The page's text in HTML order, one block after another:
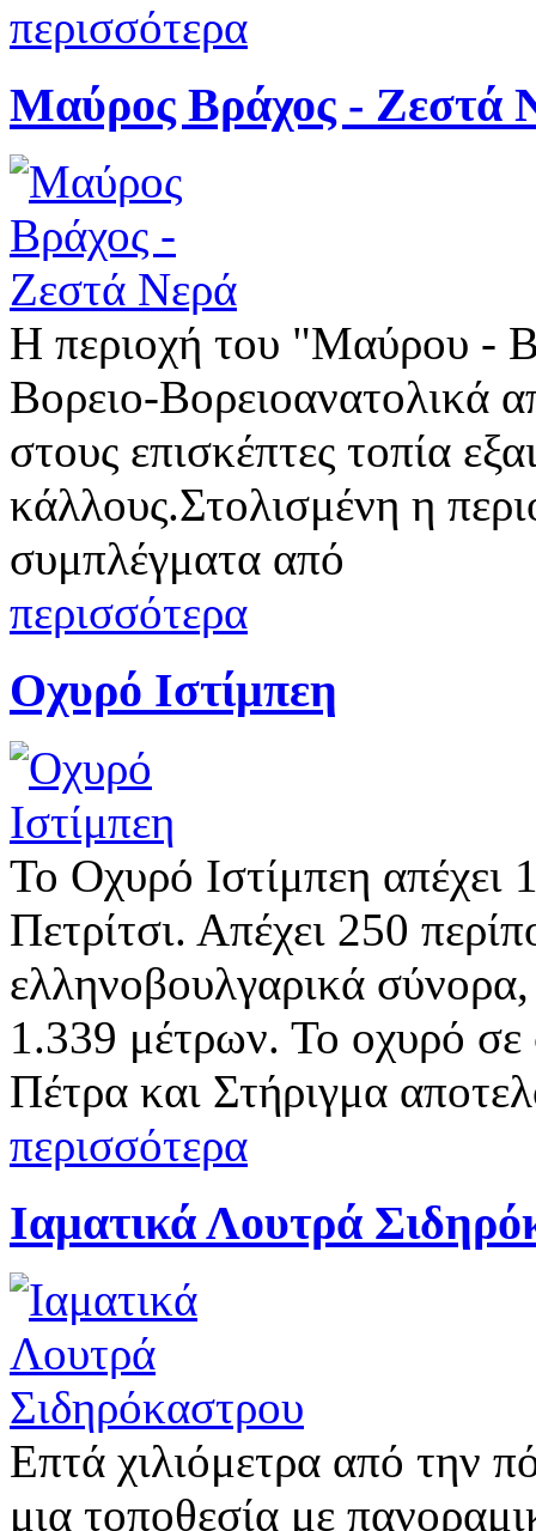
περισσότερα
Μαύρος Βράχος - Ζεστά
Η περιοχή του "Μαύρου -
Βορειο-Βορειοανατολικά
στους επισκέπτες τοπία
κάλλους.Στολισμένη η
συμπλέγματα από
περισσότερα
Οχυρό Ιστίμπεη
Το Οχυρό Ιστίμπεη απέχει
Πετρίτσι. Απέχει 250
ελληνοβουλγαρικά
1.339 μέτρων. Το οχυρό
Πέτρα και Στήριγμα
περισσότερα
Ιαματικά Λουτρά
Επτά χιλιόμετρα από την
μια τοποθεσία με